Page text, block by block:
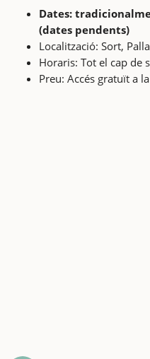
Dates:
(dates pendents)
Localització: Sort,
Horaris: Tot el cap de
Preu: Accés gratuït a